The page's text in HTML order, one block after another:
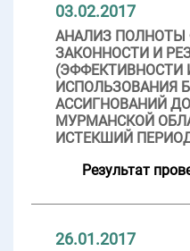
03.02.2017
АНАЛИЗ ПОЛНОТЫ
ЗАКОННОСТИ И
(ЭФФЕКТИВНОСТИ
ИСПОЛЬЗОВАНИЯ
АССИГНОВАНИЙ
МУРМАНСКОЙ
ИСТЕКШИЙ
Результат
26.01.2017